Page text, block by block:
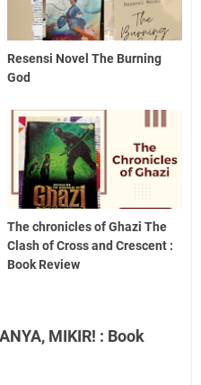
Resensi Novel The Burning
God
The chronicles of Ghazi The
Clash of Cross and Crescent :
Book Review
MIKIR! : Book